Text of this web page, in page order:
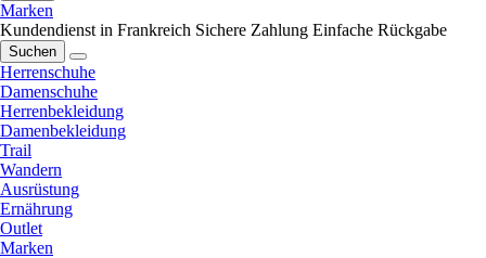
Marken
Kundendienst in Frankreich Sichere Zahlung Einfache Rückgabe
Suchen
Herrenschuhe
Damenschuhe
Herrenbekleidung
Damenbekleidung
Trail
Wandern
Ausrüstung
Ernährung
Outlet
Marken